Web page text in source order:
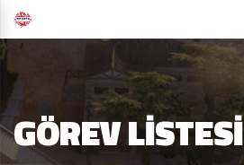
GÖREV LISTESI